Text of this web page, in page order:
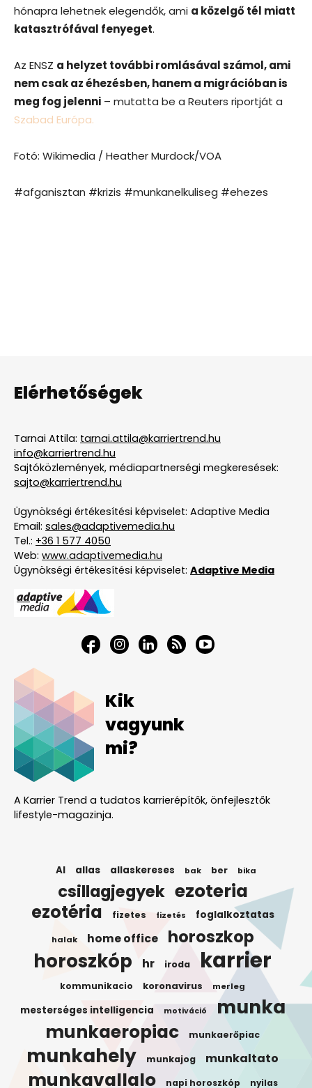
hónapra lehetnek elegendők, ami a közelgő tél miatt
katasztrófával fenyeget.
Az ENSZ a helyzet további romlásával számol, ami
nem csak az éhezésben, hanem a migrációban is
meg fog jelenni – mutatta be a Reuters riportját a
Szabad Európa.
Fotó: Wikimedia / Heather Murdock/VOA
#afganisztan #krizis #munkanelkuliseg #ehezes
Elérhetőségek
Tarnai Attila: tarnai.attila@karriertrend.hu
info@karriertrend.hu
Sajtóközlemények, médiapartnerségi megkeresések:
sajto@karriertrend.hu
Ügynökségi értékesítési képviselet: Adaptive Media
Email: sales@adaptivemedia.hu
Tel.: +36 1 577 4050
Web: www.adaptivemedia.hu
Ügynökségi értékesítési képviselet: Adaptive Media
Kik
vagyunk
mi?
A Karrier Trend a tudatos karrierépítők, önfejlesztők
lifestyle-magazinja.
AI allas allaskereses bak ber bika
csillagjegyek ezoteria
ezotéria fizetes fizetés foglalkoztatas
halak home office horoszkop
horoszkóp hr iroda karrier
kommunikacio koronavirus merleg
mesterséges intelligencia motiváció munka
munkaeropiac munkaerőpiac
munkahely munkajog munkaltato
munkavallalo napi horoszkóp nyilas